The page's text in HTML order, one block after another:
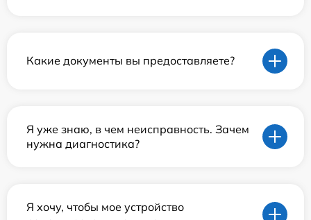
Какие документы вы предоставляете?
Я уже знаю, в чем неисправность. Зачем
нужна диагностика?
Я хочу, чтобы мое устройство